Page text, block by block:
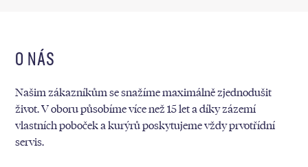
O NÁS
Našim zákazníkům se snažíme maximálně zjednodušit
život. V oboru působíme více než 15 let a díky zázemí
vlastních poboček a kurýrů poskytujeme vždy prvotřídní
servis.